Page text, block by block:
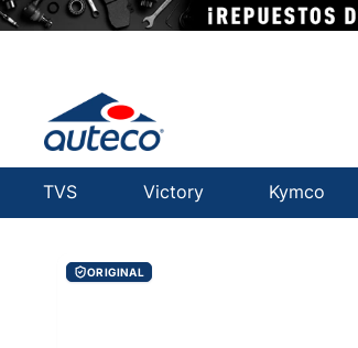
TVS Victory Kymco
ORIGINAL